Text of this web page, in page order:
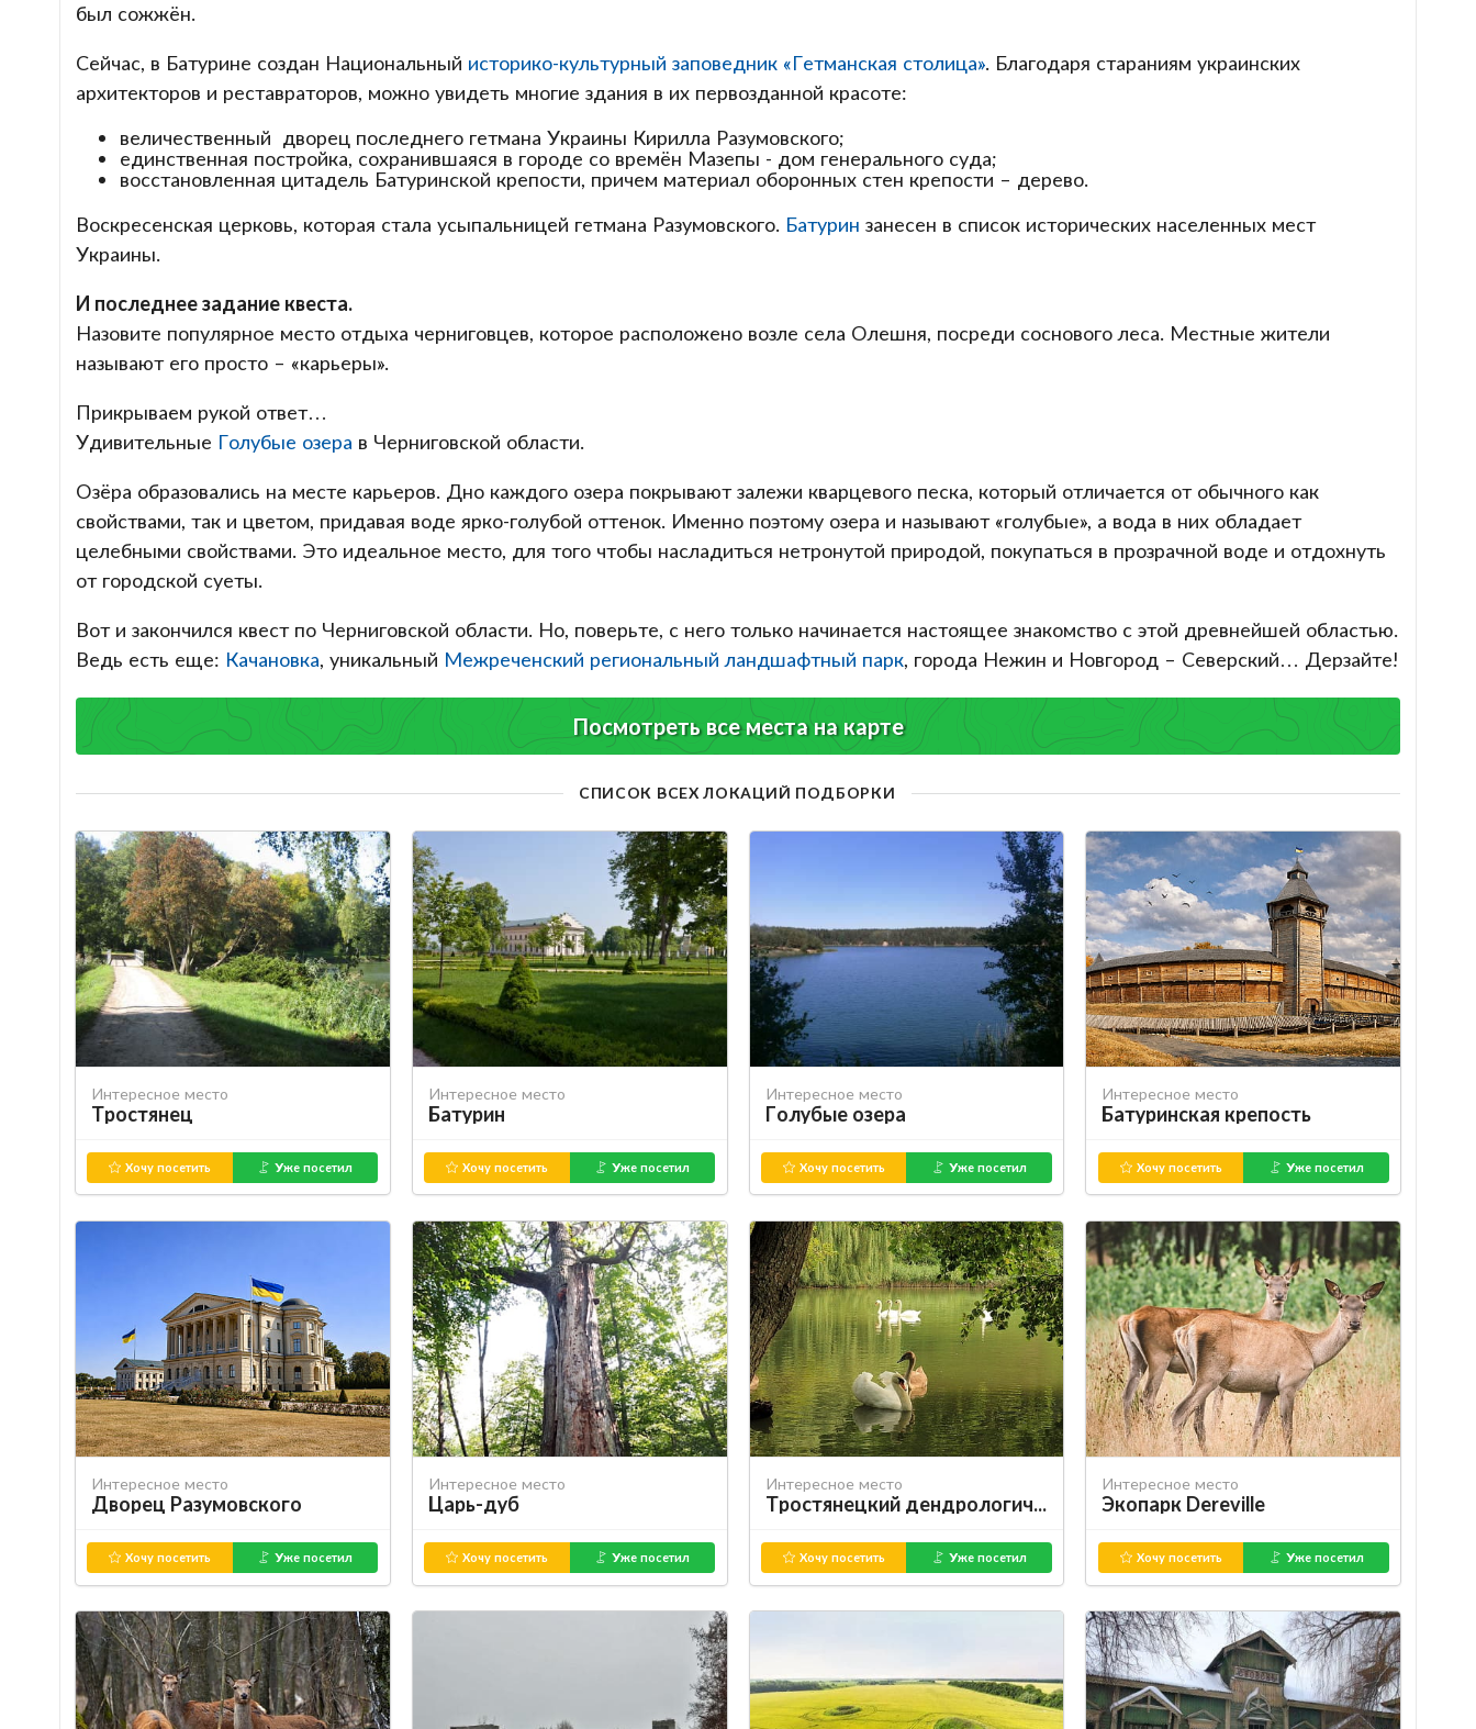
был сожжён.
Сейчас, в Батурине создан Национальный историко-культурный заповедник «Гетманская столица». Благодаря стараниям украинских
архитекторов и реставраторов, можно увидеть многие здания в их первозданной красоте:
величественный дворец последнего гетмана Украины Кирилла Разумовского;
единственная постройка, сохранившаяся в городе со времён Мазепы - дом генерального суда;
восстановленная цитадель Батуринской крепости, причем материал оборонных стен крепости – дерево.
Воскресенская церковь, которая стала усыпальницей гетмана Разумовского. Батурин занесен в список исторических населенных мест
Украины.
И последнее задание квеста.
Назовите популярное место отдыха черниговцев, которое расположено возле села Олешня, посреди соснового леса. Местные жители
называют его просто – «карьеры».
Прикрываем рукой ответ…
Удивительные Голубые озера в Черниговской области.
Озёра образовались на месте карьеров. Дно каждого озера покрывают залежи кварцевого песка, который отличается от обычного как
свойствами, так и цветом, придавая воде ярко-голубой оттенок. Именно поэтому озера и называют «голубые», а вода в них обладает
целебными свойствами. Это идеальное место, для того чтобы насладиться нетронутой природой, покупаться в прозрачной воде и отдохнуть
от городской суеты.
Вот и закончился квест по Черниговской области. Но, поверьте, с него только начинается настоящее знакомство с этой древнейшей областью.
Ведь есть еще: Качановка, уникальный Межреченский региональный ландшафтный парк, города Нежин и Новгород – Северский… Дерзайте!
Посмотреть все места на карте
СПИСОК ВСЕХ ЛОКАЦИЙ ПОДБОРКИ
Интересное место
Тростянец
Хочу посетить Уже посетил
Интересное место
Батурин
Хочу посетить Уже посетил
Интересное место
Голубые озера
Хочу посетить Уже посетил
Интересное место
Батуринская крепость
Хочу посетить Уже посетил
Интересное место
Дворец Разумовского
Хочу посетить Уже посетил
Интересное место
Царь-дуб
Хочу посетить Уже посетил
Интересное место
Тростянецкий дендрологический парк
Хочу посетить Уже посетил
Интересное место
Экопарк Dereville
Хочу посетить Уже посетил